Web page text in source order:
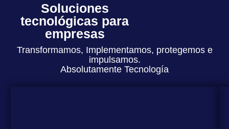
Soluciones
tecnológicas para
empresas
Transformamos, Implementamos, protegemos e
impulsamos.
Absolutamente Tecnología